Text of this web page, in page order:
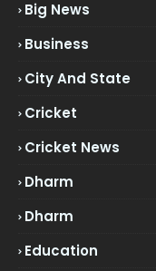
Big News
Business
City And State
Cricket
Cricket News
Dharm
Dharm
Education